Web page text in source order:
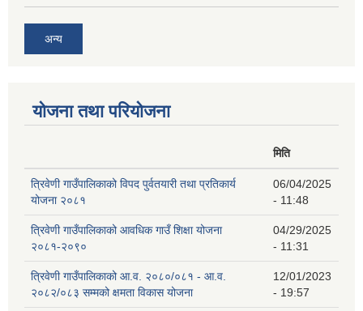
अन्य
योजना तथा परियोजना
मिति
त्रिवेणी गाउँपालिकाको विपद पुर्वतयारी तथा प्रतिकार्य
योजना २०८१
06/04/2025
- 11:48
त्रिवेणी गाउँपालिकाको आवधिक गाउँ शिक्षा योजना
२०८१-२०९०
04/29/2025
- 11:31
त्रिवेणी गाउँपालिकाको आ.व. २०८०/०८१ - आ.व.
२०८२/०८३ सम्मको क्षमता विकास योजना
12/01/2023
- 19:57